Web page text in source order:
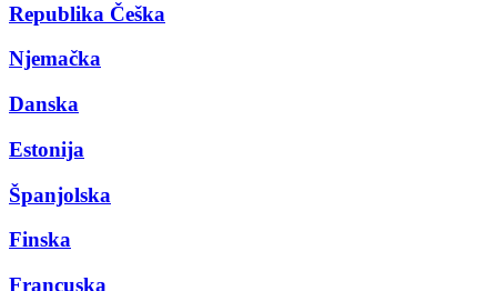
Republika Češka
Njemačka
Danska
Estonija
Španjolska
Finska
Francuska